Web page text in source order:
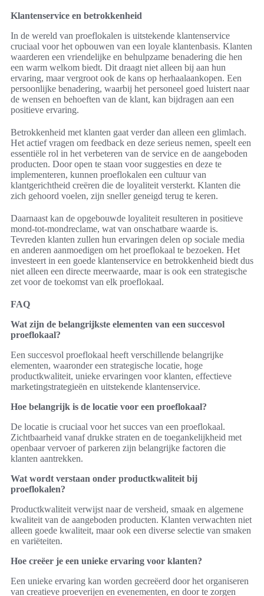
Klantenservice en betrokkenheid
In de wereld van proeflokalen is uitstekende klantenservice
cruciaal voor het opbouwen van een loyale klantenbasis. Klanten
waarderen een vriendelijke en behulpzame benadering die hen
een warm welkom biedt. Dit draagt niet alleen bij aan hun
ervaring, maar vergroot ook de kans op herhaalaankopen. Een
persoonlijke benadering, waarbij het personeel goed luistert naar
de wensen en behoeften van de klant, kan bijdragen aan een
positieve ervaring.
Betrokkenheid met klanten gaat verder dan alleen een glimlach.
Het actief vragen om feedback en deze serieus nemen, speelt een
essentiële rol in het verbeteren van de service en de aangeboden
producten. Door open te staan voor suggesties en deze te
implementeren, kunnen proeflokalen een cultuur van
klantgerichtheid creëren die de loyaliteit versterkt. Klanten die
zich gehoord voelen, zijn sneller geneigd terug te keren.
Daarnaast kan de opgebouwde loyaliteit resulteren in positieve
mond-tot-mondreclame, wat van onschatbare waarde is.
Tevreden klanten zullen hun ervaringen delen op sociale media
en anderen aanmoedigen om het proeflokaal te bezoeken. Het
investeert in een goede klantenservice en betrokkenheid biedt dus
niet alleen een directe meerwaarde, maar is ook een strategische
zet voor de toekomst van elk proeflokaal.
FAQ
Wat zijn de belangrijkste elementen van een succesvol
proeflokaal?
Een succesvol proeflokaal heeft verschillende belangrijke
elementen, waaronder een strategische locatie, hoge
productkwaliteit, unieke ervaringen voor klanten, effectieve
marketingstrategieën en uitstekende klantenservice.
Hoe belangrijk is de locatie voor een proeflokaal?
De locatie is cruciaal voor het succes van een proeflokaal.
Zichtbaarheid vanaf drukke straten en de toegankelijkheid met
openbaar vervoer of parkeren zijn belangrijke factoren die
klanten aantrekken.
Wat wordt verstaan onder productkwaliteit bij
proeflokalen?
Productkwaliteit verwijst naar de versheid, smaak en algemene
kwaliteit van de aangeboden producten. Klanten verwachten niet
alleen goede kwaliteit, maar ook een diverse selectie van smaken
en variëteiten.
Hoe creëer je een unieke ervaring voor klanten?
Een unieke ervaring kan worden gecreëerd door het organiseren
van creatieve proeverijen en evenementen, en door te zorgen